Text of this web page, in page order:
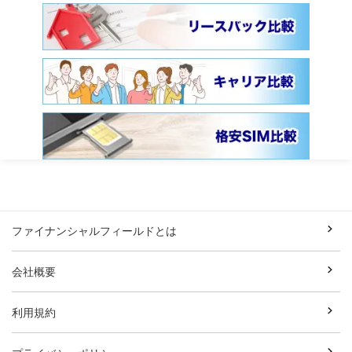
ファイナンシャルフィールドとは
会社概要
利用規約